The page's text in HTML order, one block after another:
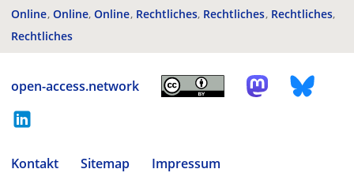
Online Online Online Rechtliches Rechtliches Rechtliches
Rechtliches
open-access.network
Kontakt Sitemap
Impressum